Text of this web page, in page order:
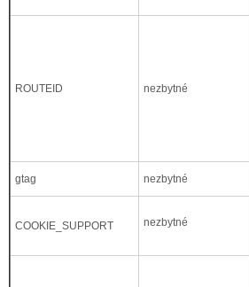
ROUTEID nezbytné
gtag nezbytné
COOKIE_SUPPORT nezbytné